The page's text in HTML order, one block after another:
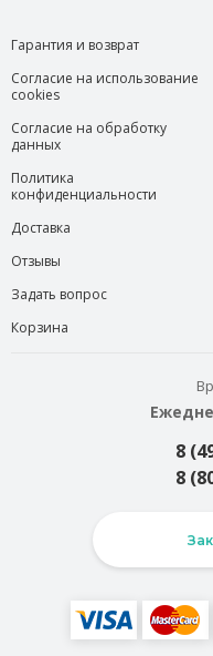
Гарантия и возврат
Согласие на использование
cookies
Согласие на обработку
данных
Политика
конфиденциальности
Доставка
Отзывы
Задать вопрос
Корзина
8
8